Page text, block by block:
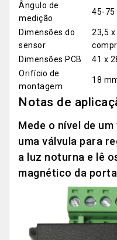
Ângulo de
medição
45-75
Dimensões do
sensor
23,5
Dimensões PCB
41 x
Orifício de
montagem
18
Notas de
Mede o nível de
uma válvula para
a luz noturna e lê
magnético da